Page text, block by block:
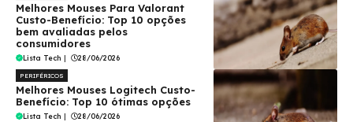
Melhores Mouses Para Valorant
Custo-Benefício: Top 10 opções
bem avaliadas pelos
consumidores
Lista Tech | 28/06/2026
PERIFÉRICOS
Melhores Mouses Logitech Custo-
Benefício: Top 10 ótimas opções
Lista Tech | 28/06/2026